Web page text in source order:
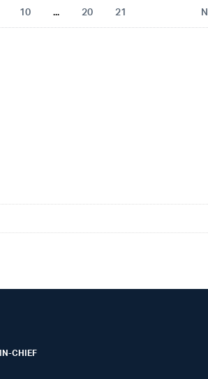
10 ... 20 21
CHIEF